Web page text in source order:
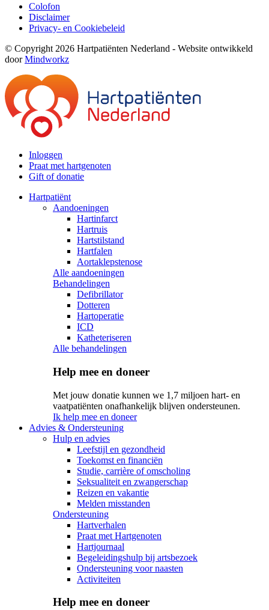
Colofon
Disclaimer
Privacy- en Cookiebeleid
© Copyright 2026 Hartpatiënten Nederland - Website ontwikkeld
doorMindworkz
Inloggen
Praat met hartgenoten
Gift of donatie
Hartpatiënt
Aandoeningen
Hartinfarct
Hartruis
Hartstilstand
Hartfalen
Aortaklepstenose
Alle aandoeningen
Behandelingen
Defibrillator
Dotteren
Hartoperatie
ICD
Katheteriseren
Alle behandelingen
Help mee en doneer
Met jouw donatie kunnen we 1,7 miljoen hart- en
vaatpatiënten onafhankelijk blijven ondersteunen.
Ik help mee en doneer
Advies & Ondersteuning
Hulp en advies
Leefstijl en gezondheid
Toekomst en financiën
Studie, carrière of omscholing
Seksualiteit en zwangerschap
Reizen en vakantie
Melden misstanden
Ondersteuning
Hartverhalen
Praat met Hartgenoten
Hartjournaal
Begeleidingshulp bij artsbezoek
Ondersteuning voor naasten
Activiteiten
Help mee en doneer